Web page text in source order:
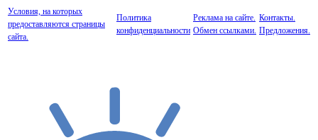
Условия, на которых
предоставляются страницы
сайта.
Политика
конфиденциальности
Реклама на сайте.
Обмен ссылками.
Контакты.
Предложения.